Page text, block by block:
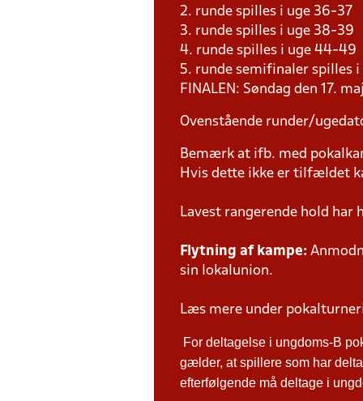
2. runde spilles i uge 36-37
3. runde spilles i uge 38-39
4. runde spilles i uge 44-49
5. runde semifinaler spilles i
FINALEN: Søndag den 17.
Ovenstående runder/
Bemærk at ifb. med
Hvis dette ikke er tilfældet
Lavest rangerende hold
Flytning af kampe:
sin lokalunion.
Læs mere under
For deltagelse i ungdoms-B
gælder, at spillere som har
efterfølgende må deltage i